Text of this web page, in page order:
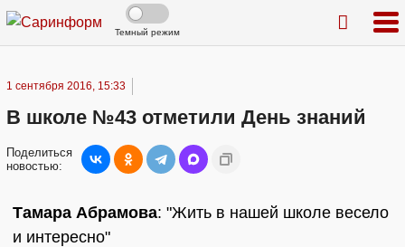
Темный режим
1 сентября 2016, 15:33
В школе №43 отметили День знаний
Поделиться
новостью:
Тамара Абрамова: "Жить в нашей школе весело
и интересно"